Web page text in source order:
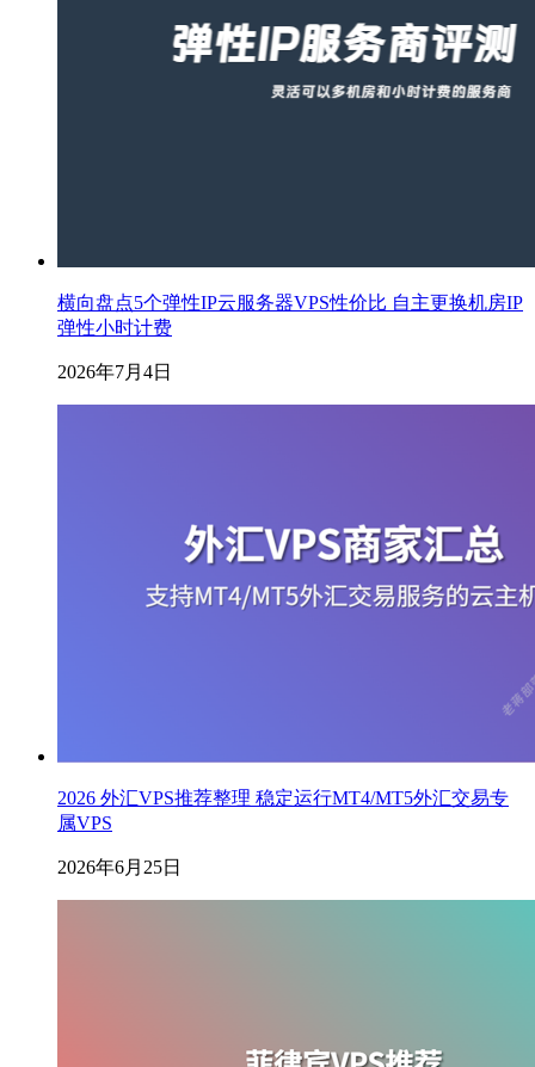
横向盘点5个弹性IP云服务器VPS性价比 自主更换机房IP
弹性小时计费
2026年7月4日
2026 外汇VPS推荐整理 稳定运行MT4/MT5外汇交易专
属VPS
2026年6月25日